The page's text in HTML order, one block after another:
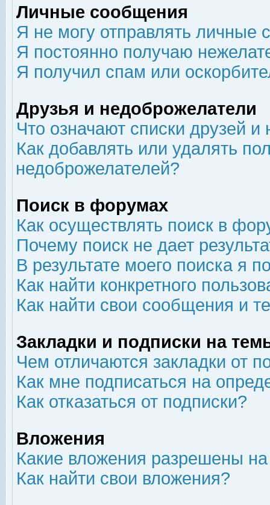
Личные сообщения
Я не могу отправлять личные
Я постоянно получаю
Я получил спам или
Друзья и недоброжелатели
Что означают списки друзей
Как добавлять или удалять
недоброжелателей?
Поиск в форумах
Как осуществлять поиск в
Почему поиск не дает
В результате моего поиска я
Как найти конкретного
Как найти свои сообщения и
Закладки и подписки на
Чем отличаются закладки от
Как мне подписаться на
Как отказаться от подписки?
Вложения
Какие вложения разрешены
Как найти свои вложения?